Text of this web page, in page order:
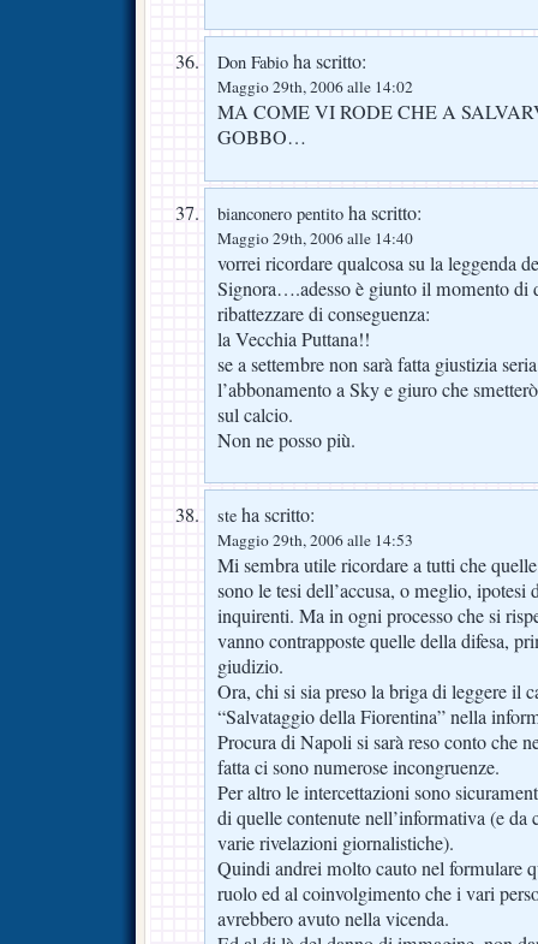
Don Fabio ha scritto:
Maggio 29th, 2006 alle 14:02
MA COME VI RODE CHE A
GOBBO…
bianconero pentito ha scritto:
Maggio 29th, 2006 alle 14:40
vorrei ricordare qualcosa su la leggenda
Signora….adesso è giunto il momento di
ribattezzare di conseguenza:
la Vecchia Puttana!!
se a settembre non sarà fatta giustizia
l’abbonamento a Sky e giuro che
sul calcio.
Non ne posso più.
ste ha scritto:
Maggio 29th, 2006 alle 14:53
Mi sembra utile ricordare a tutti che
sono le tesi dell’accusa, o meglio, ipotesi
inquirenti. Ma in ogni processo che si
vanno contrapposte quelle della difesa,
giudizio.
Ora, chi si sia preso la briga di leggere il
“Salvataggio della Fiorentina” nella
Procura di Napoli si sarà reso conto che
fatta ci sono numerose incongruenze.
Per altro le intercettazioni sono
di quelle contenute nell’informativa (e da
varie rivelazioni giornalistiche).
Quindi andrei molto cauto nel formulare
ruolo ed al coinvolgimento che i vari
avrebbero avuto nella vicenda.